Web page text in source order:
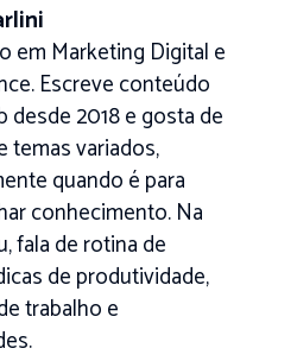
em Marketing Digital e
Escreve conteúdo
desde 2018 e gosta de
temas variados,
quando é para
conhecimento. Na
fala de rotina de
de produtividade,
trabalho e